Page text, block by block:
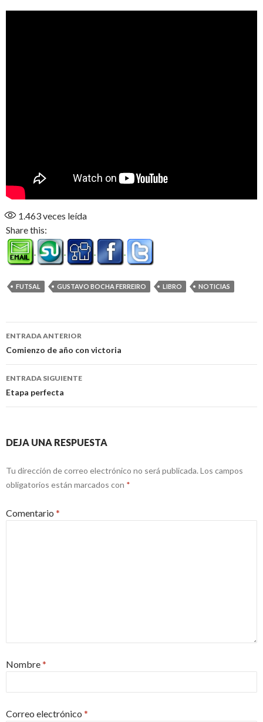
1.463veces leída
Share this:
FUTSAL GUSTAVO BOCHA FERREIRO LIBRO NOTICIAS
Navegación
de
entradas
ENTRADA ANTERIOR
Comienzo de año con victoria
ENTRADA SIGUIENTE
Etapa perfecta
DEJA UNA RESPUESTA
Tu dirección de correo electrónico no será publicada.Los campos
obligatorios están marcados con *
Comentario *
Nombre*
Correo electrónico *